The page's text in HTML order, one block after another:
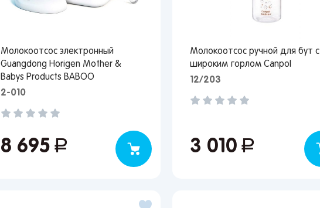
Молокоотсос электронный
Guangdong Horigen Mother &
Babys Products BABOO
2-010
8 695руб.
Молокоотсос ручной для бут с
широким горлом Canpol
12/203
3 010руб.
Вы сможете отслеживать статус своих заказов и